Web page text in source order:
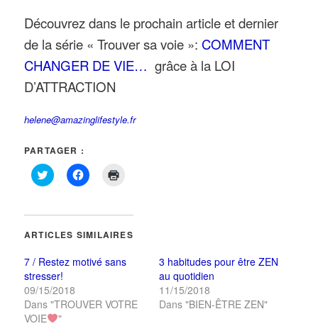
Découvrez dans le prochain article et dernier
de la série « Trouver sa voie »: COMMENT
CHANGER DE VIE… grâce à la LOI
D’ATTRACTION
helene@amazinglifestyle.fr
PARTAGER :
Cliquez
pour
dans
nouvelle
Cliquez
pour
dans
nouvelle
nouvelle
ARTICLES SIMILAIRES
7 / Restez motivé sans
stresser!
09/15/2018
Dans "TROUVER VOTRE
VOIE
"
3 habitudes pour être ZEN
au quotidien
11/15/2018
Dans "BIEN-ÊTRE ZEN"